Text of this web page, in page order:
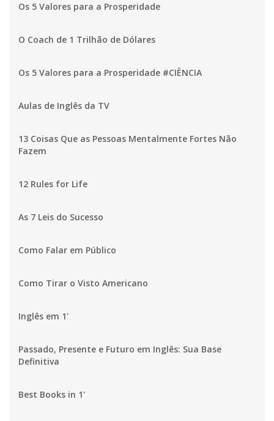
Os 5 Valores para a Prosperidade
O Coach de 1 Trilhão de Dólares
Os 5 Valores para a Prosperidade #CIÊNCIA
Aulas de Inglês da TV
13 Coisas Que as Pessoas Mentalmente Fortes Não
Fazem
12 Rules for Life
As 7 Leis do Sucesso
Como Falar em Público
Como Tirar o Visto Americano
Inglês em 1'
Passado, Presente e Futuro em Inglês: Sua Base
Definitiva
Best Books in 1'